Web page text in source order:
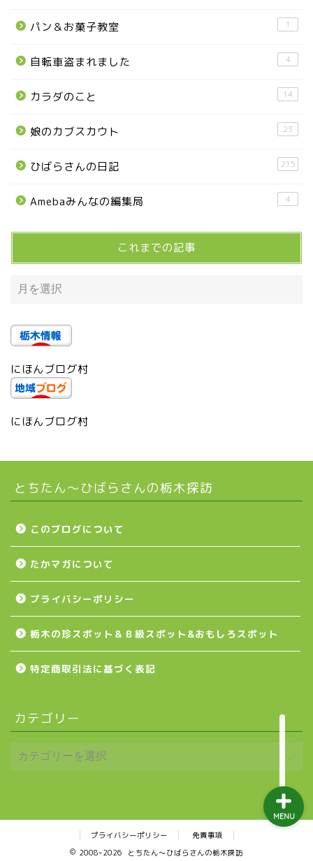
パン＆お菓子教室 1
自転車盗まれました 4
カラダのこと 14
娘のカブスカウト 23
ひばらさんの日記 215
Amebaみんなの編集局 4
これまでの記事
にほんブログ村
にほんブログ村
とちたん〜ひばらさんの栃木探訪
このブログについて
たかマガについて
プライバシーポリシー
栃木の珍スポット＆Ｂ級スポット&おもしろスポット
特定商取引法に基づく表記
カテゴリー
プライバシーポリシー
免責事項
2008–2026 とちたん〜ひばらさんの栃木探訪
MENU
宇都宮の震災後の様子